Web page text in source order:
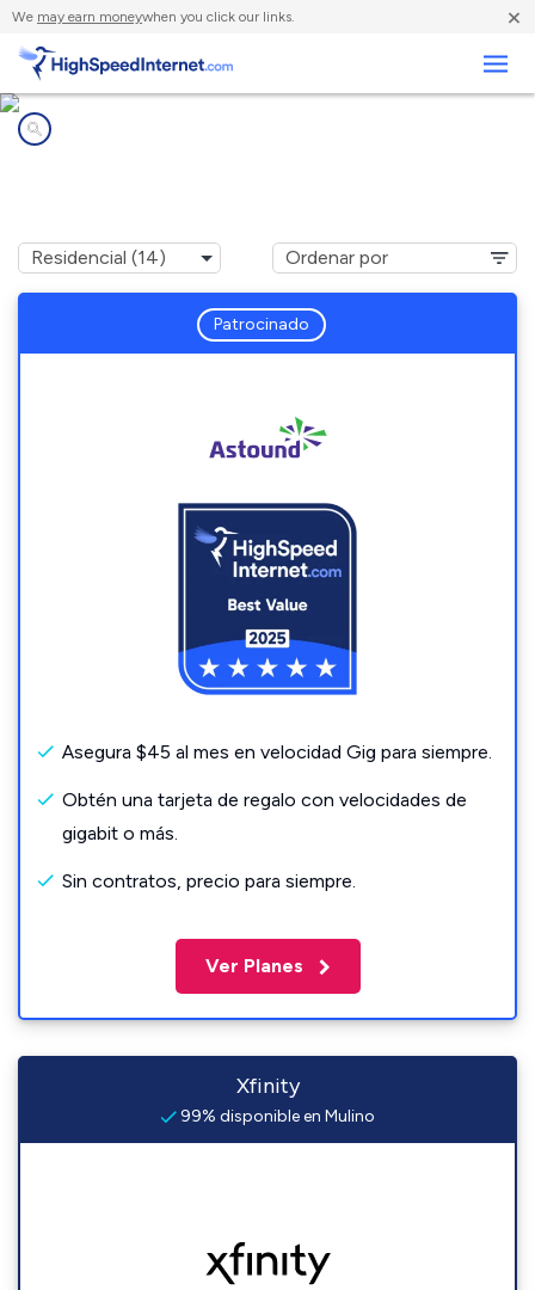
We may earn moneywhen you click our links. ×
Patrocinado
Asegura $45 al mes en velocidad Gig para siempre.
Obtén una tarjeta de regalo con velocidades de
gigabit o más.
Sin contratos, precio para siempre.
Ver Planes
Xfinity
99% disponible en Mulino